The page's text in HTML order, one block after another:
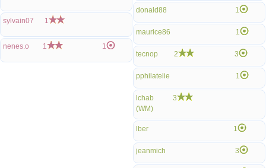
sylvain07 1
nenes.o 1 1
donald88 1
maurice86 1
tecnop 2 3
pphilatelie 1
lchab
(WM)
3
lber 1
jeanmich 3